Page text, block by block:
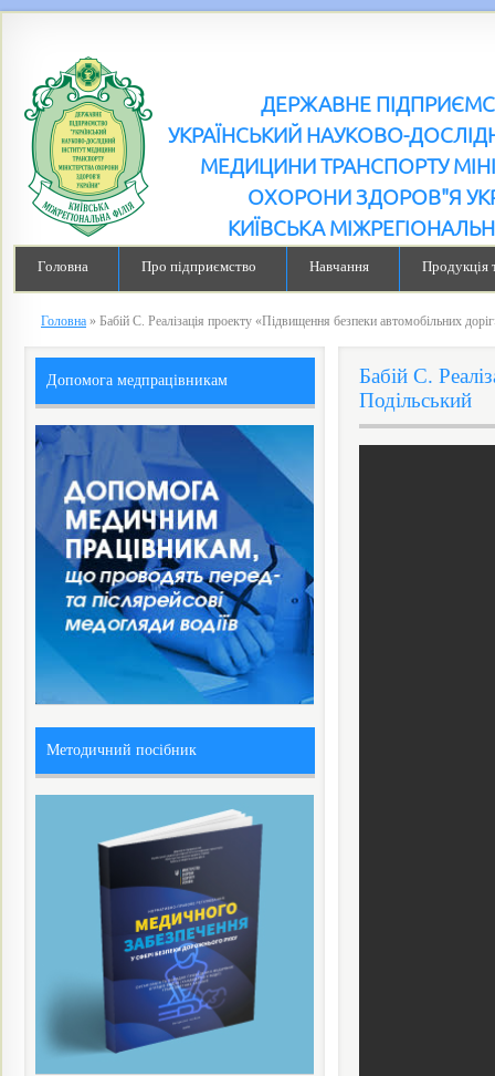
ДЕРЖАВНЕ
УКРАЇНСЬКИЙ НАУКОВО-
МЕДИЦИНИ ТРАНСПОРТУ
ОХОРОНИ ЗДОРОВ"Я
КИЇВСЬКА
Головна Про підприємство Навчання Продукція
Головна » Бабій С. Реалізація проекту «Підвищення безпеки автомобільних
Бабій С.
Подільський
Допомога медпрацівникам
Методичний посібник